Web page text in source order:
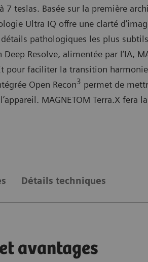
7 teslas. Basée sur la première
Ultra IQ offre une clarté
pathologiques les plus
Resolve, alimentée par l’IA,
pour faciliter la transition
Open Recon3 permet de
MAGNETOM Terra.X fera
Détails techniques
avantages